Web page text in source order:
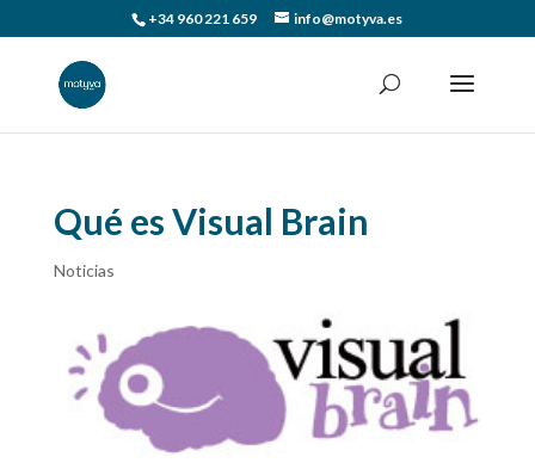
+34 960 221 659 info@motyva.es
Qué es Visual Brain
Noticias